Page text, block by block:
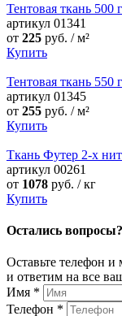
Тентовая ткань 500
артикул 01341
от 225 руб. / м²
Купить
Тентовая ткань 550
артикул 01345
от 255 руб. / м²
Купить
Ткань Футер 2-х
артикул 00261
от 1078 руб. / кг
Купить
Остались вопросы?
Оставьте телефон
и ответим на все
Имя *
Телефон *